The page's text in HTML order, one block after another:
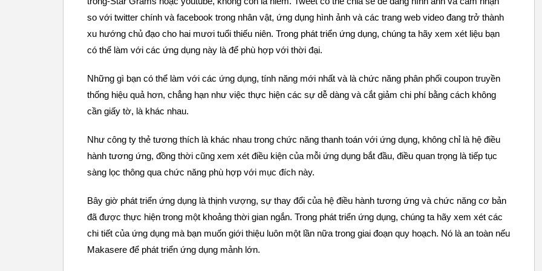
so với twitter chính và facebook trong nhân vật, ứng dụng hình ảnh và các trang web video đang trở thành
xu hướng chủ đạo cho hai mươi tuổi thiếu niên. Trong phát triển ứng dụng, chúng ta hãy xem xét liệu bạn
có thể làm với các ứng dụng này là để phù hợp với thời đại.
Những gì bạn có thể làm với các ứng dụng, tính năng mới nhất và là chức năng phân phối coupon truyền
thống hiệu quả hơn, chẳng hạn như việc thực hiện các sự dễ dàng và cắt giảm chi phí bằng cách không
cần giấy tờ, là khác nhau.
Như công ty thẻ tương thích là khác nhau trong chức năng thanh toán với ứng dụng, không chỉ là hệ điều
hành tương ứng, đồng thời cũng xem xét điều kiện của mỗi ứng dụng bắt đầu, điều quan trọng là tiếp tục
sàng lọc thông qua chức năng phù hợp với mục đích này.
Bây giờ phát triển ứng dụng là thịnh vượng, sự thay đổi của hệ điều hành tương ứng và chức năng cơ bản
đã được thực hiện trong một khoảng thời gian ngắn. Trong phát triển ứng dụng, chúng ta hãy xem xét các
chi tiết của ứng dụng mà bạn muốn giới thiệu luôn một lần nữa trong giai đoạn quy hoạch. Nó là an toàn nếu
Makasere để phát triển ứng dụng mảnh lớn.